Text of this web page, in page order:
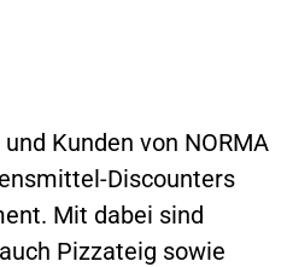
Kunden von NORMA
Discounters
Mit dabei sind
Pizzateig sowie